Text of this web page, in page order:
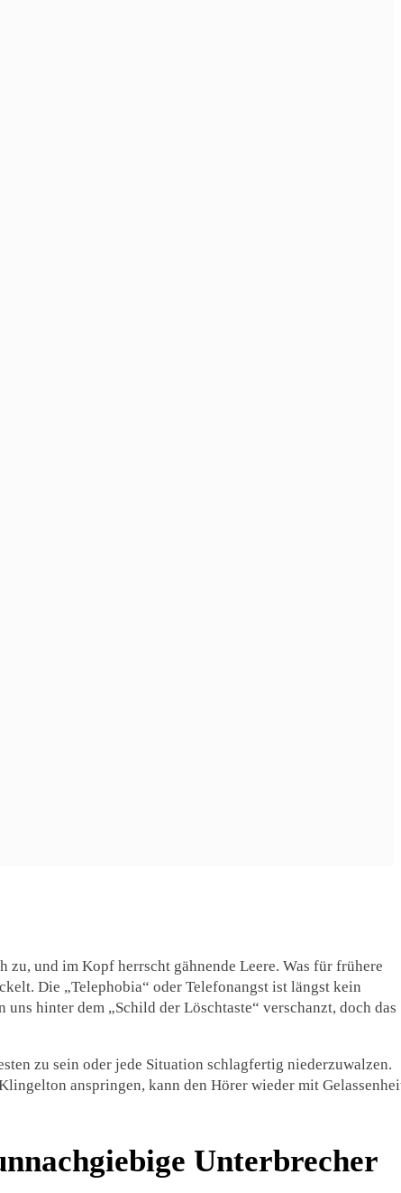
und im Kopf herrscht gähnende Leere. Was für frühere
Die „Telephobia“ oder Telefonangst ist längst kein
hinter dem „Schild der Löschtaste“ verschanzt, doch das
zu sein oder jede Situation schlagfertig niederzuwalzen.
anspringen, kann den Hörer wieder mit
Unterbrecher